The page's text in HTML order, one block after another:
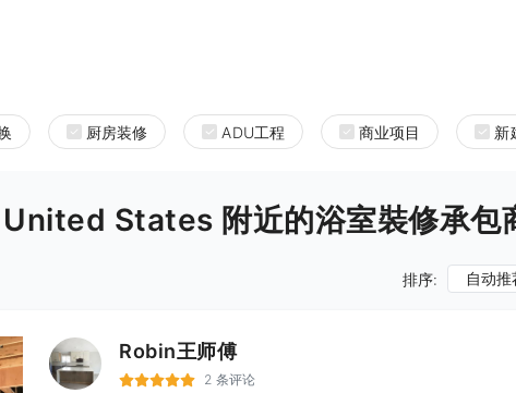
厨房装修 ADU工程 商业项目 新
States 附近的浴室裝修承包
排序: 自动推
Robin王师傅
2 条评论